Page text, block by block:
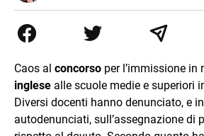
Tv di cronaca, politica, scuola,
esperienze nella redazione di
Caos al concorso per l’immissione in
inglese alle scuole medie e superiori
Diversi docenti hanno denunciato, e
autodenunciati, sull’assegnazione di